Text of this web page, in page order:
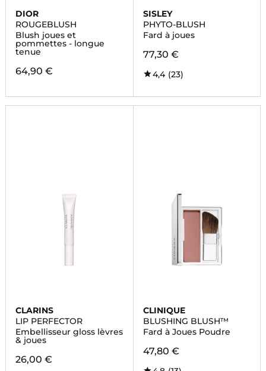
DIOR
ROUGEBLUSH
Blush joues et
pommettes - longue
tenue
64,90 €
SISLEY
PHYTO-BLUSH
Fard à joues
77,30 €
4,4 (23)
CLARINS
LIP PERFECTOR
Embellisseur gloss lèvres
& joues
26,00 €
CLINIQUE
BLUSHING BLUSH™
Fard à Joues Poudre
47,80 €